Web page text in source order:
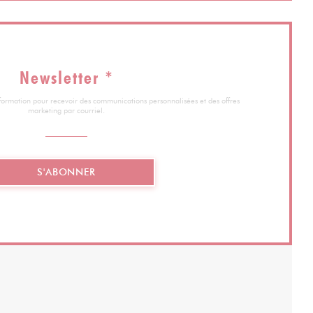
Newsletter *
pour recevoir des communications personnalisées et des offres
marketing par courriel.
S'ABONNER
FENÊTRE))